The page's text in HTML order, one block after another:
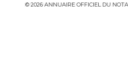
© 2026 ANNUAIRE OFFICIEL DU